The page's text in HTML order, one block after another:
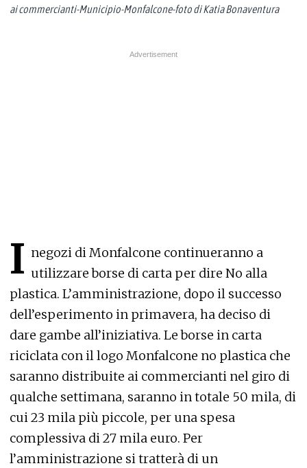
ai commercianti-Municipio-Monfalcone-foto di Katia Bonaventura
I negozi di Monfalcone continueranno a
utilizzare borse di carta per dire No alla
plastica. L’amministrazione, dopo il successo
dell’esperimento in primavera, ha deciso di
dare gambe all’iniziativa. Le borse in carta
riciclata con il logo Monfalcone no plastica che
saranno distribuite ai commercianti nel giro di
qualche settimana, saranno in totale 50 mila, di
cui 23 mila più piccole, per una spesa
complessiva di 27 mila euro. Per
l’amministrazione si tratterà di un